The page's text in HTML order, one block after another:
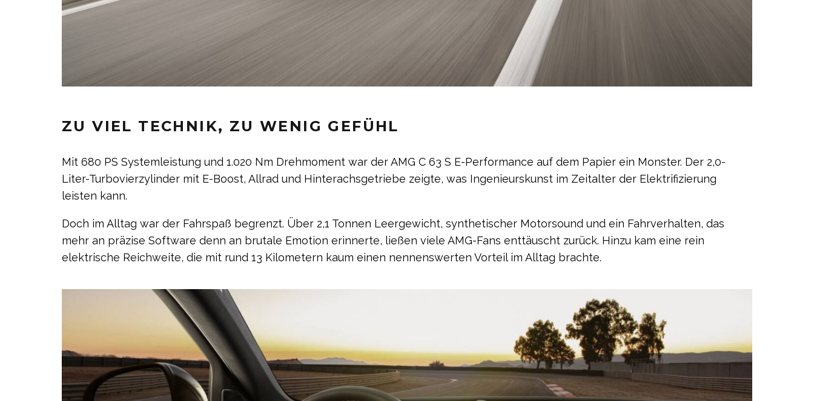
ZU VIEL TECHNIK, ZU WENIG GEFÜHL
Mit 680 PS Systemleistung und 1.020 Nm Drehmoment war der AMG C 63 S E-Performance auf dem Papier ein Monster. Der 2,0-
Liter-Turbovierzylinder mit E-Boost, Allrad und Hinterachsgetriebe zeigte, was Ingenieurskunst im Zeitalter der Elektrifizierung
leisten kann.
Doch im Alltag war der Fahrspaß begrenzt. Über 2,1 Tonnen Leergewicht, synthetischer Motorsound und ein Fahrverhalten, das
mehr an präzise Software denn an brutale Emotion erinnerte, ließen viele AMG-Fans enttäuscht zurück. Hinzu kam eine rein
elektrische Reichweite, die mit rund 13 Kilometern kaum einen nennenswerten Vorteil im Alltag brachte.